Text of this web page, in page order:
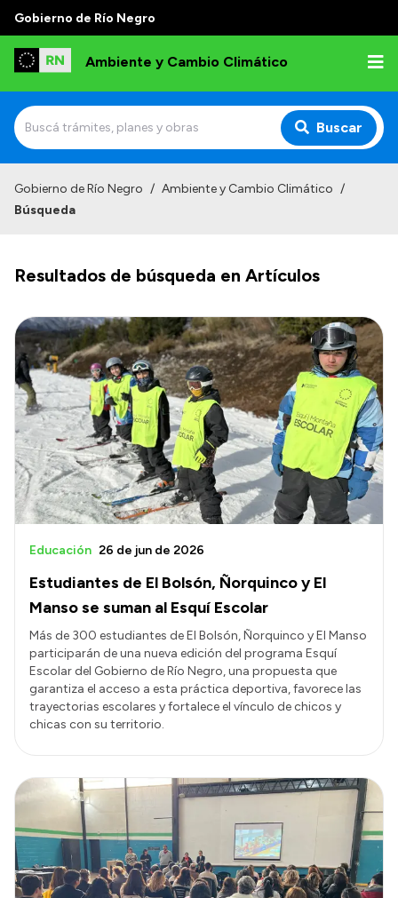
Gobierno de Río Negro
Ambiente y Cambio Climático
Buscar
Autoridades
Normativa
Transparencia
Presupuesto
Boletín Oficial
Compras y licitaciones
Consulta de expedientes
Consulta de pago a proveedores
Convocatorias
Intranet
Login
Gobierno de Río Negro / Ambiente y Cambio Climático /
Búsqueda
Resultados de búsqueda en Artículos
Estudiantes de El Bolsón, Ñorquinco y El
Manso se suman al Esquí Escolar
Educación 26 de jun de 2026
Más de 300 estudiantes de El Bolsón, Ñorquinco y El Manso
participarán de una nueva edición del programa Esquí
Escolar del Gobierno de Río Negro, una propuesta que
garantiza el acceso a esta práctica deportiva, favorece las
trayectorias escolares y fortalece el vínculo de chicos y
chicas con su territorio.